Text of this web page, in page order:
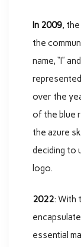
In 2009,
the
name, “I”
over the
of the blue
the azure
deciding to
logo.
2022: With
essential